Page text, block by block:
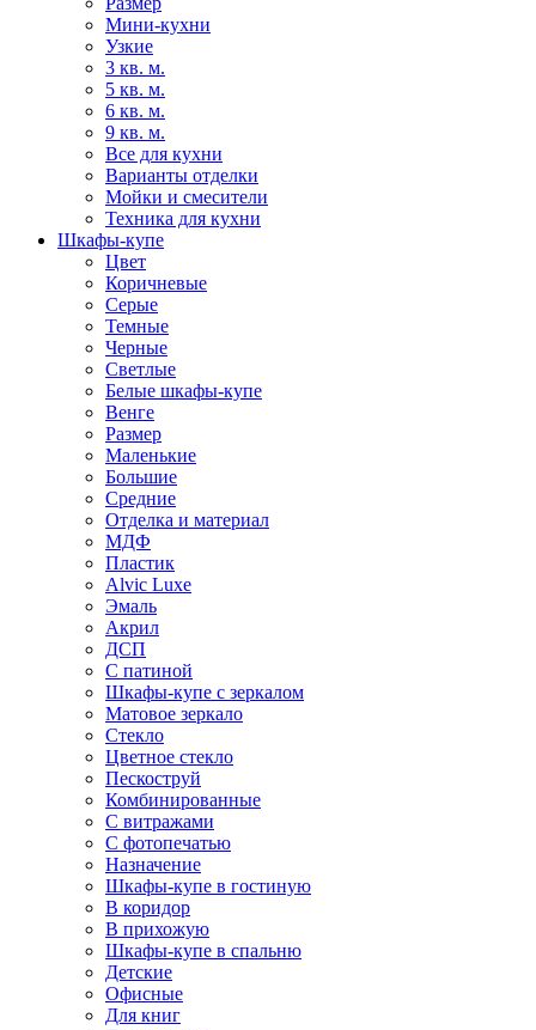
Мини-кухни
Узкие
3 кв. м.
5 кв. м.
6 кв. м.
9 кв. м.
Все для кухни
Варианты отделки
Мойки и смесители
Техника для кухни
Шкафы-купе
Цвет
Коричневые
Серые
Темные
Черные
Светлые
Белые шкафы-купе
Венге
Размер
Маленькие
Большие
Средние
Отделка и материал
МДФ
Пластик
Alvic Luxe
Эмаль
Акрил
ДСП
С патиной
Шкафы-купе с зеркалом
Матовое зеркало
Стекло
Цветное стекло
Пескоструй
Комбинированные
С витражами
С фотопечатью
Назначение
Шкафы-купе в гостиную
В коридор
В прихожую
Шкафы-купе в спальню
Детские
Офисные
Для книг